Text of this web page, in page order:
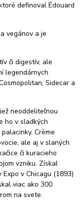
definoval Édouard
vegánov a je
či digestív, ale
legendárnych
Sidecar a
neoddeliteľnou
ho v sladkých
Crème
ale aj v slaných
či kuracieho
vzniku. Získal
v Chicagu (1893)
viac ako 300
na svete.